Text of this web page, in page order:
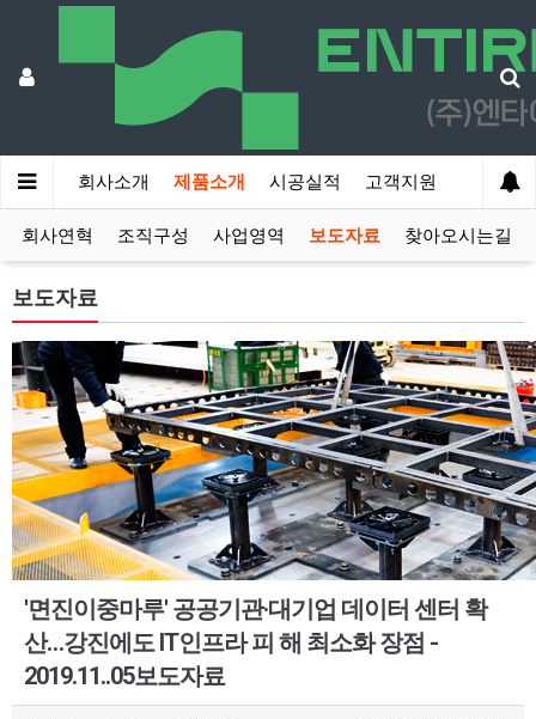
회사소개 제품소개 시공실적 고객지원
회사연혁 조직구성 사업영역 보도자료 찾아오시는길
보도자료
'면진이중마루' 공공기관·대기업 데이터 센터 확
산…강진에도 IT인프라 피 해 최소화 장점 -
2019.11..05보도자료